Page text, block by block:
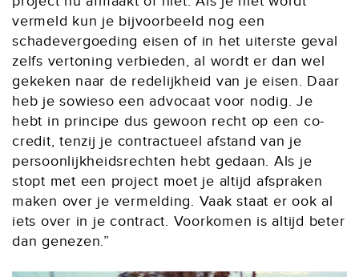
vermeld kun je bijvoorbeeld nog een
schadevergoeding eisen of in het uiterste geval
zelfs vertoning verbieden, al wordt er dan wel
gekeken naar de redelijkheid van je eisen. Daar
heb je sowieso een advocaat voor nodig. Je
hebt in principe dus gewoon recht op een co-
credit, tenzij je contractueel afstand van je
persoonlijkheidsrechten hebt gedaan. Als je
stopt met een project moet je altijd afspraken
maken over je vermelding. Vaak staat er ook al
iets over in je contract. Voorkomen is altijd beter
dan genezen.”